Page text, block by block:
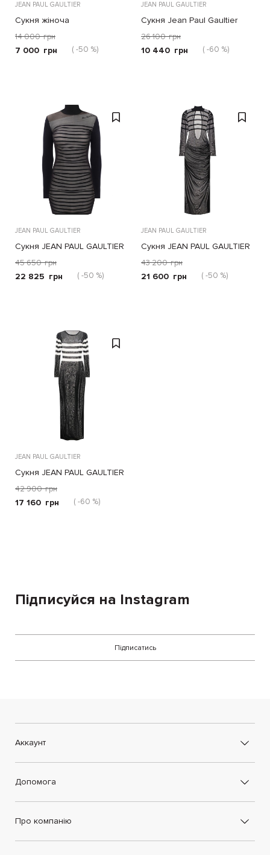
JEAN PAUL GAULTIER
Сукня жіноча
14 000 грн
7 000 грн ( -50 %)
JEAN PAUL GAULTIER
Сукня Jean Paul Gaultier
чорно-синя
26 100 грн
10 440 грн ( -60 %)
JEAN PAUL GAULTIER
Сукня JEAN PAUL GAULTIER
синьо-біла
45 650 грн
22 825 грн ( -50 %)
JEAN PAUL GAULTIER
Сукня JEAN PAUL GAULTIER
чорна
43 200 грн
21 600 грн ( -50 %)
JEAN PAUL GAULTIER
Сукня JEAN PAUL GAULTIER
чорна
42 900 грн
17 160 грн ( -60 %)
Підписуйся на Instagram
Підписатись
Аккаунт
Допомога
Про компанію